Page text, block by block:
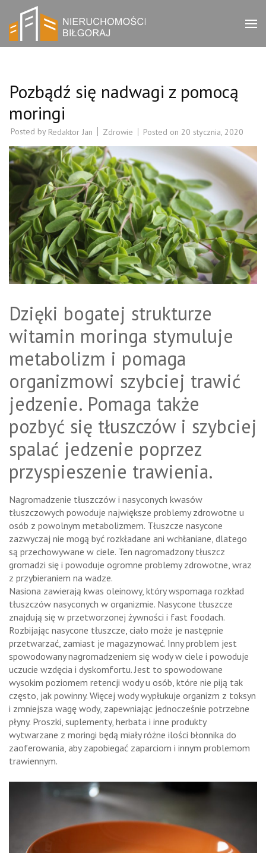
content
(Press
Nieruchomości
Pozbądź się nadwagi z pomocą
moringi
Posted by Redaktor Jan Zdrowie Posted on 20 stycznia, 2020
Dzięki bogatej strukturze
witamin moringa stymuluje
metabolizm i pomaga
organizmowi szybciej trawić
jedzenie. Pomaga także
pozbyć się tłuszczów i szybciej
spalać jedzenie poprzez
przyspieszenie trawienia.
Nagromadzenie tłuszczów i nasyconych kwasów
tłuszczowych powoduje największe problemy zdrowotne u
osób z powolnym metabolizmem. Tłuszcze nasycone
zazwyczaj nie mogą być rozkładane ani wchłaniane, dlatego
są przechowywane w ciele. Ten nagromadzony tłuszcz
gromadzi się i powoduje ogromne problemy zdrowotne, wraz
z przybieraniem na wadze.
Nasiona zawierają kwas oleinowy, który wspomaga rozkład
tłuszczów nasyconych w organizmie. Nasycone tłuszcze
znajdują się w przetworzonej żywności i fast foodach.
Rozbijając nasycone tłuszcze, ciało może je następnie
przetwarzać, zamiast je magazynować. Inny problem jest
spowodowany nagromadzeniem się wody w ciele i powoduje
uczucie wzdęcia i dyskomfortu. Jest to spowodowane
wysokim poziomem retencji wody u osób, które nie piją tak
często, jak powinny. Więcej wody wypłukuje organizm z toksyn
i zmniejsza wagę wody, zapewniając jednocześnie potrzebne
płyny. Proszki, suplementy, herbata i inne produkty
wytwarzane z moringi będą miały różne ilości błonnika do
zaoferowania, aby zapobiegać zaparciom i innym problemom
trawiennym.